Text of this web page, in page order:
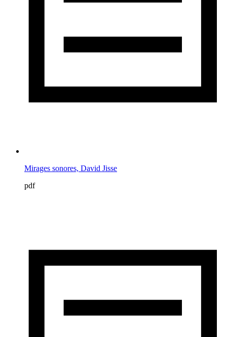
Mirages sonores, David Jisse
pdf